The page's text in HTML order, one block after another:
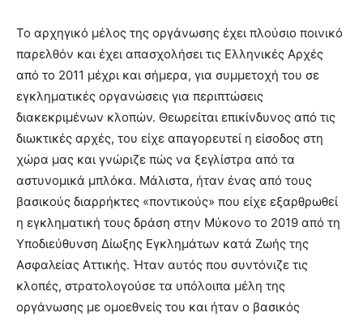
Το αρχηγικό μέλος της οργάνωσης έχει πλούσιο ποινικό
παρελθόν και έχει απασχολήσει τις Ελληνικές Αρχές
από το 2011 μέχρι και σήμερα, για συμμετοχή του σε
εγκληματικές οργανώσεις για περιπτώσεις
διακεκριμένων κλοπών. Θεωρείται επικίνδυνος από τις
διωκτικές αρχές, του είχε απαγορευτεί η είσοδος στη
χώρα μας και γνώριζε πώς να ξεγλίστρα από τα
αστυνομικά μπλόκα. Μάλιστα, ήταν ένας από τους
βασικούς διαρρήκτες «ποντικούς» που είχε εξαρθρωθεί
η εγκληματική τους δράση στην Μύκονο το 2019 από τη
Υποδιεύθυνση Δίωξης Εγκλημάτων κατά Ζωής της
Ασφαλείας Αττικής. Ήταν αυτός που συντόνιζε τις
κλοπές, στρατολογούσε τα υπόλοιπα μέλη της
οργάνωσης με ομοεθνείς του και ήταν ο βασικός